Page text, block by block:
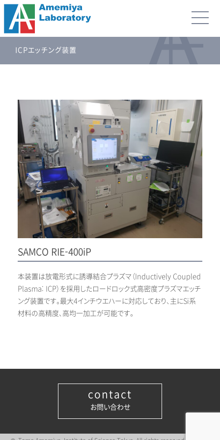
ICPエッチング装置
SAMCO RIE-400iP
本装置は放電形式に誘導結合プラズマ（Inductively Coupled
Plasma: ICP）を採用したロードロック式高密度プラズマエッチ
ング装置です。最大4インチウエハーに対応しており、主にSi系
材料の高精度、高均一加工が可能です。
contact
お問い合わせ